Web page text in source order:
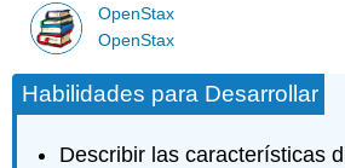
OpenStax
OpenStax
Habilidades para Desarrollar
Describir las características